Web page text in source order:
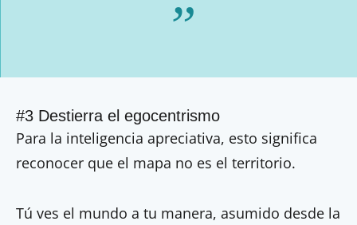
#3 Destierra el egocentrismo
Para la inteligencia apreciativa, esto significa
reconocer que el mapa no es el territorio.
Tú ves el mundo a tu manera, asumido desde la